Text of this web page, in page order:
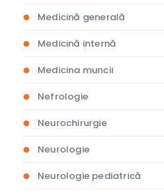
Medicină generală
Medicină internă
Medicina muncii
Nefrologie
Neurochirurgie
Neurologie
Neurologie pediatrică